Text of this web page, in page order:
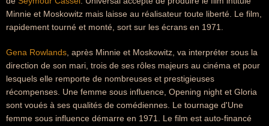
Minnie et Moskowitz mais laisse au réalisateur toute liberté. Le film,
rapidement tourné et monté, sort sur les écrans en 1971.
Gena Rowlands , après Minnie et Moskowitz, va interpréter sous la
direction de son mari, trois de ses rôles majeurs au cinéma et pour
lesquels elle remporte de nombreuses et prestigieuses
récompenses. Une femme sous influence, Opening night et Gloria
sont voués à ses qualités de comédiennes. Le tournage d'Une
femme sous influence démarre en 1971. Le film est auto-financé